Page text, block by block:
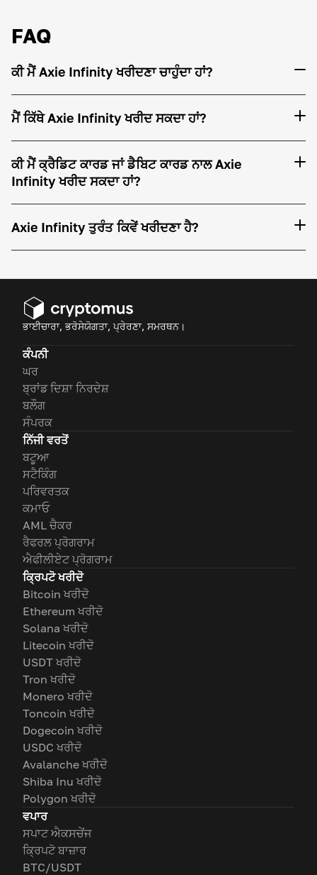
FAQ
ਕੀ ਮੈਂ Axie Infinity ਖਰੀਦਣਾ ਚਾਹੁੰਦਾ ਹਾਂ?
ਮੈਂ ਕਿੱਥੇ Axie Infinity ਖਰੀਦ ਸਕਦਾ ਹਾਂ?
ਕੀ ਮੈਂ ਕ੍ਰੈਡਿਟ ਕਾਰਡ ਜਾਂ ਡੈਬਿਟ ਕਾਰਡ ਨਾਲ Axie
Infinity ਖਰੀਦ ਸਕਦਾ ਹਾਂ?
Axie Infinity ਤੁਰੰਤ ਕਿਵੇਂ ਖਰੀਦਣਾ ਹੈ?
ਭਾਈਚਾਰਾ, ਭਰੋਸੇਯੋਗਤਾ, ਪ੍ਰੇਰਣਾ, ਸਮਰਥਨ।
ਕੰਪਨੀ
ਘਰ
ਬ੍ਰਾਂਡ ਦਿਸ਼ਾ ਨਿਰਦੇਸ਼
ਬਲੌਗ
ਸੰਪਰਕ
ਨਿੱਜੀ ਵਰਤੋਂ
ਬਟੂਆ
ਸਟੈਕਿੰਗ
ਪਰਿਵਰਤਕ
ਕਮਾਓ
AML ਚੈਕਰ
ਰੈਫਰਲ ਪ੍ਰੋਗਰਾਮ
ਐਫੀਲੀਏਟ ਪ੍ਰੋਗਰਾਮ
ਕ੍ਰਿਪਟੋ ਖਰੀਦੋ
Bitcoin ਖਰੀਦੋ
Ethereum ਖਰੀਦੋ
Solana ਖਰੀਦੋ
Litecoin ਖਰੀਦੋ
USDT ਖਰੀਦੋ
Tron ਖਰੀਦੋ
Monero ਖਰੀਦੋ
Toncoin ਖਰੀਦੋ
Dogecoin ਖਰੀਦੋ
USDC ਖਰੀਦੋ
Avalanche ਖਰੀਦੋ
Shiba Inu ਖਰੀਦੋ
Polygon ਖਰੀਦੋ
ਵਪਾਰ
ਸਪਾਟ ਐਕਸਚੇਂਜ
ਕ੍ਰਿਪਟੋ ਬਾਜ਼ਾਰ
BTC/USDT